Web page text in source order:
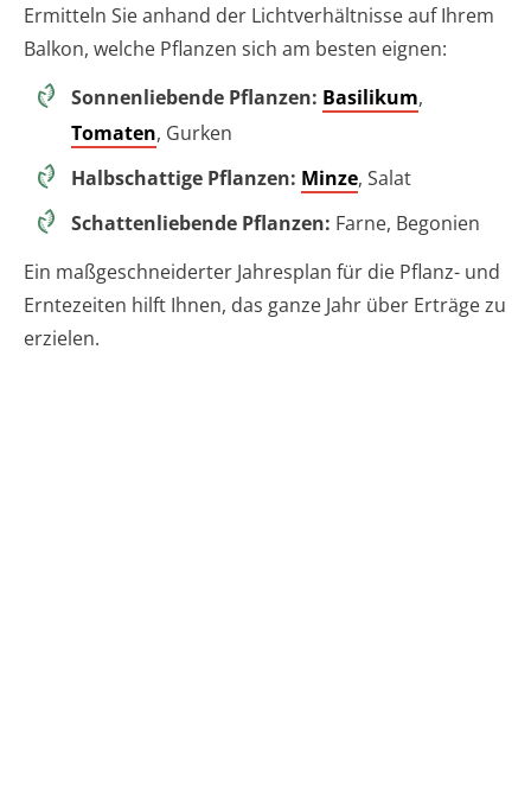
Ermitteln Sie anhand der Lichtverhältnisse auf Ihrem
Balkon, welche Pflanzen sich am besten eignen:
Sonnenliebende Pflanzen: Basilikum,
Tomaten, Gurken
Halbschattige Pflanzen: Minze, Salat
Schattenliebende Pflanzen: Farne, Begonien
Ein maßgeschneiderter Jahresplan für die Pflanz- und
Erntezeiten hilft Ihnen, das ganze Jahr über Erträge zu
erzielen.